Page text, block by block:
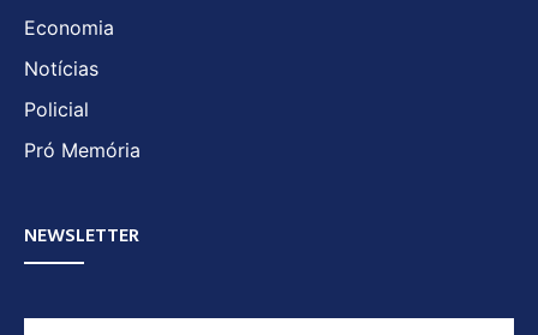
Economia
Notícias
Policial
Pró Memória
NEWSLETTER